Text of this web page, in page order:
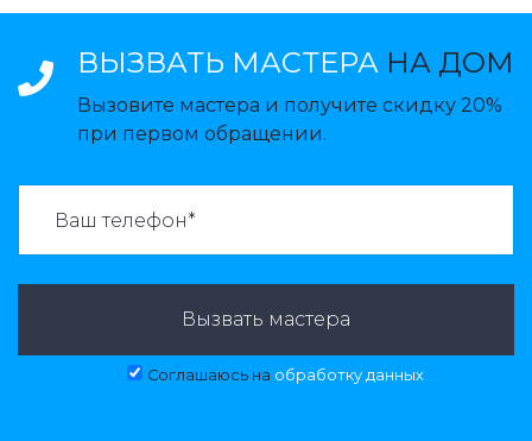
ВЫЗВАТЬ МАСТЕРА НА ДОМ
Вызовите мастера и получите скидку 20%
при первом обращении.
Вызвать мастера
Соглашаюсь на обработку данных